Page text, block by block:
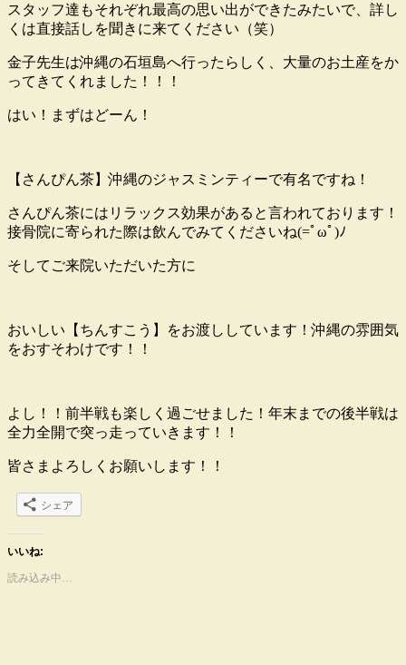
スタッフ達もそれぞれ最高の思い出ができたみたいで、詳し
くは直接話しを聞きに来てください（笑）
金子先生は沖縄の石垣島へ行ったらしく、大量のお土産をか
ってきてくれました！！！
はい！まずはどーん！
【さんぴん茶】沖縄のジャスミンティーで有名ですね！
さんぴん茶にはリラックス効果があると言われております！
接骨院に寄られた際は飲んでみてくださいね(=ﾟωﾟ)ﾉ
そしてご来院いただいた方に
おいしい【ちんすこう】をお渡ししています！沖縄の雰囲気
をおすそわけです！！
よし！！前半戦も楽しく過ごせました！年末までの後半戦は
全力全開で突っ走っていきます！！
皆さまよろしくお願いします！！
シェア
いいね:
読み込み中…